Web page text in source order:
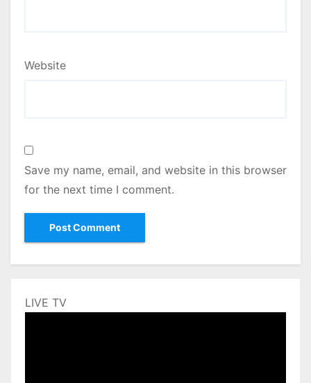
Website
Save my name, email, and website in this browser
for the next time I comment.
LIVE TV